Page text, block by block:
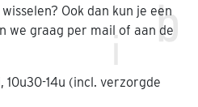
Ook dan kun je een
we graag per mail of aan de
10u30-14u (incl. verzorgde